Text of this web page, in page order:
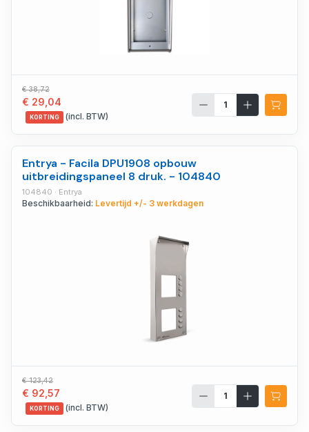
€ 38,72
€ 29,04
KORTING (incl. BTW)
Entrya - Facila DPU1908 opbouw
uitbreidingspaneel 8 druk. - 104840
104840 · Entrya
Beschikbaarheid: Levertijd +/- 3 werkdagen
€ 123,42
€ 92,57
KORTING (incl. BTW)